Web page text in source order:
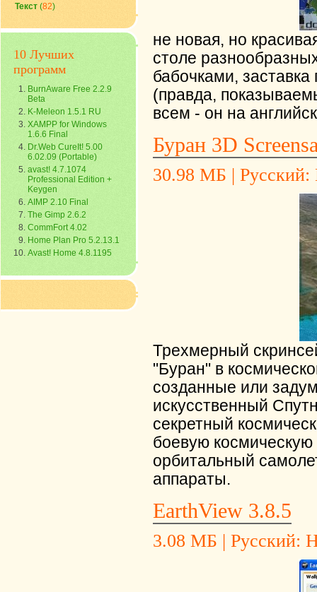
Текст (82)
10 Лучших
программ
BurnAware Free 2.2.9
Beta
K-Meleon 1.5.1 RU
XAMPP for Windows
1.6.6 Final
Dr.Web CureIt! 5.00
6.02.09 (Portable)
avast! 4.7.1074
Professional Edition +
Keygen
AIMP 2.10 Final
The Gimp 2.6.2
CommFort 4.02
Home Plan Pro 5.2.13.1
Avast! Home 4.8.1195
не новая, но
столе
бабочками,
(правда,
всем - он на
Буран 3D
30.98 МБ | Русский:
Трехмерный
"Буран" в
созданные или
искусственный
секретный
боевую
орбитальный
аппараты.
EarthView 3.8.5
3.08 МБ | Русский: